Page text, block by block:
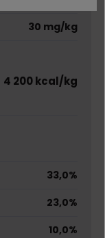
30 mg/kg
4 200 kcal/kg
33,0%
23,0%
10,0%